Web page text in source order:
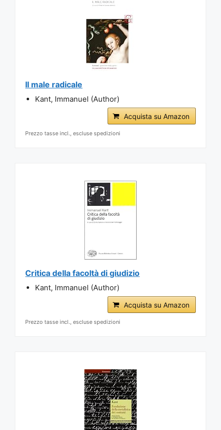
Il male radicale
Kant, Immanuel (Author)
Acquista su Amazon
Prezzo tasse incl., escluse spedizioni
Critica della facoltà di giudizio
Kant, Immanuel (Author)
Acquista su Amazon
Prezzo tasse incl., escluse spedizioni